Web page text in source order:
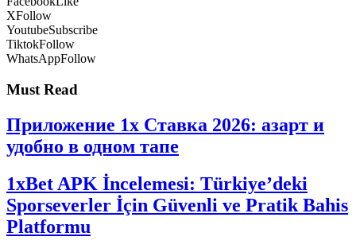
XFollow
YoutubeSubscribe
TiktokFollow
WhatsAppFollow
Must Read
Приложение 1x Ставка 2026: азарт и
удобно в одном тапе
1xBet APK İncelemesi: Türkiye’deki
Sporseverler İçin Güvenli ve Pratik Bahis
Platformu